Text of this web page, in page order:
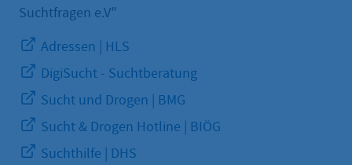
Suchtfragen e.V"
Adressen | HLS
DigiSucht - Suchtberatung
Sucht und Drogen | BMG
Sucht & Drogen Hotline | BIÖG
Suchthilfe | DHS